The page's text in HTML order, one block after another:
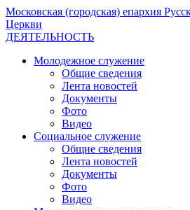
Московская (городская) епархия
Церкви
ДЕЯТЕЛЬНОСТЬ
Молодежное служение
Общие сведения
Лента новостей
Документы
Фото
Видео
Социальное служение
Общие сведения
Лента новостей
Документы
Фото
Видео